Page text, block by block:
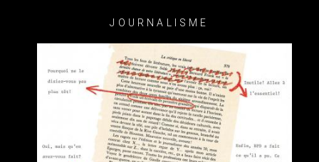
JOURNALISME